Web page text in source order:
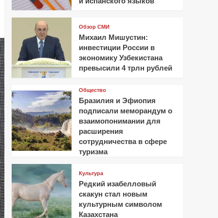
Обзор СМИ
Михаил Мишустин:
инвестиции России в
экономику Узбекистана
превысили 4 трлн рублей
Общество
Бразилия и Эфиопия
подписали меморандум о
взаимопонимании для
расширения
сотрудничества в сфере
туризма
Культура
Редкий изабелловый
скакун стал новым
культурным символом
Казахстана